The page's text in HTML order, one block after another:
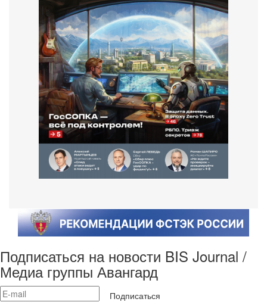
Подписаться на новости BIS Journal /
Медиа группы Авангард
Подписаться